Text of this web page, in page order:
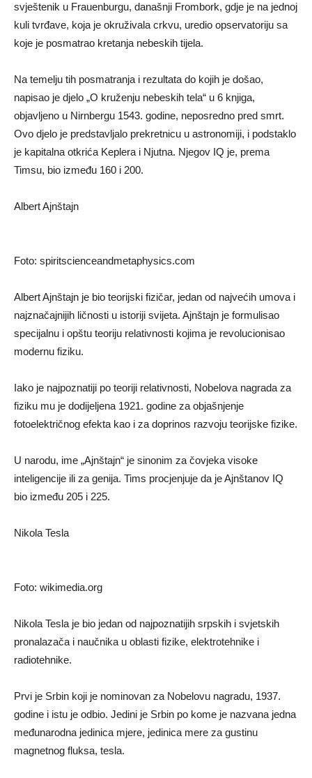
svještenik u Frauenburgu, današnji Frombork, gdje je na jednoj
kuli tvrđave, koja je okruživala crkvu, uredio opservatoriju sa
koje je posmatrao kretanja nebeskih tijela.
Na temelju tih posmatranja i rezultata do kojih je došao,
napisao je djelo „O kruženju nebeskih tela“ u 6 knjiga,
objavljeno u Nirnbergu 1543. godine, neposredno pred smrt.
Ovo djelo je predstavljalo prekretnicu u astronomiji, i podstaklo
je kapitalna otkrića Keplera i Njutna. Njegov IQ je, prema
Timsu, bio između 160 i 200.
Albert Ajnštajn
Foto: spiritscienceandmetaphysics.com
Albert Ajnštajn je bio teorijski fizičar, jedan od najvećih umova i
najznačajnijih ličnosti u istoriji svijeta. Ajnštajn je formulisao
specijalnu i opštu teoriju relativnosti kojima je revolucionisao
modernu fiziku.
Iako je najpoznatiji po teoriji relativnosti, Nobelova nagrada za
fiziku mu je dodijeljena 1921. godine za objašnjenje
fotoelektričnog efekta kao i za doprinos razvoju teorijske fizike.
U narodu, ime „Ajnštajn“ je sinonim za čovjeka visoke
inteligencije ili za genija. Tims procjenjuje da je Ajnštanov IQ
bio između 205 i 225.
Nikola Tesla
Foto: wikimedia.org
Nikola Tesla je bio jedan od najpoznatijih srpskih i svjetskih
pronalazača i naučnika u oblasti fizike, elektrotehnike i
radiotehnike.
Prvi je Srbin koji je nominovan za Nobelovu nagradu, 1937.
godine i istu je odbio. Jedini je Srbin po kome je nazvana jedna
međunarodna jedinica mjere, jedinica mere za gustinu
magnetnog fluksa, tesla.